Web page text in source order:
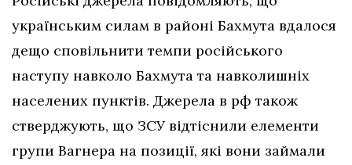
українським силам в районі Бахмута вдалося
дещо сповільнити темпи російського
наступу навколо Бахмута та навколишніх
населених пунктів. Джерела в рф також
стверджують, що ЗСУ відтіснили елементи
групи Вагнера на позиції, які вони займали